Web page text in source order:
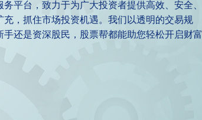
平台，致力于为广大投资者提供高效、安全、
，抓住市场投资机遇。我们以透明的交易规
还是资深股民，股票帮都能助您轻松开启财富